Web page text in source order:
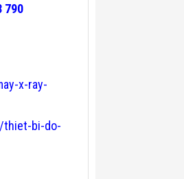
790
x-ray-
thiet-bi-do-